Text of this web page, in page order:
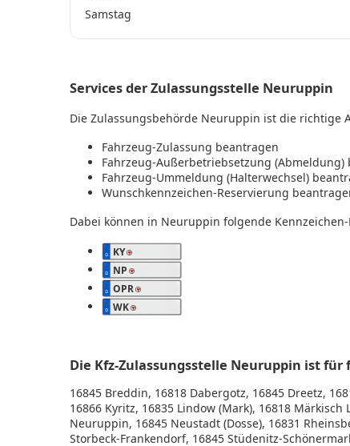
Samstag
Services der Zulassungsstelle Neuruppin
Die Zulassungsbehörde Neuruppin ist die richtige
Fahrzeug-Zulassung beantragen
Fahrzeug-Außerbetriebsetzung (Abmeldung)
Fahrzeug-Ummeldung (Halterwechsel)
Wunschkennzeichen-Reservierung
Dabei können in Neuruppin folgende
KY
NP
OPR
WK
Die Kfz-Zulassungsstelle Neuruppin ist
16845 Breddin, 16818 Dabergotz, 16845 Dreetz,
16866 Kyritz, 16835 Lindow (Mark), 16818
Neuruppin, 16845 Neustadt (Dosse), 16831
Storbeck-Frankendorf, 16845 Stüdenitz-